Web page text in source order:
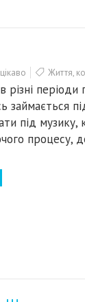
Життя,
різні періоди
займається
під
процесу,